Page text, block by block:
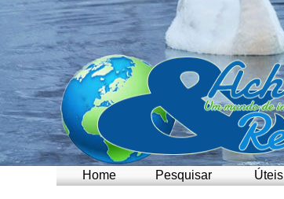
Home Pesquisar Úteis